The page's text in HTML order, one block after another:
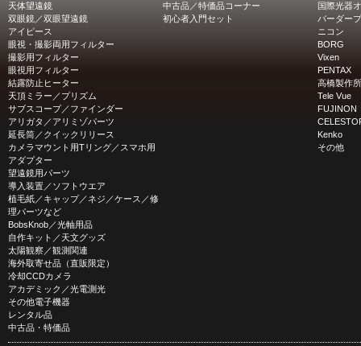
天体望遠鏡
双眼鏡／双眼望遠鏡
アイピース
眼視・撮影両用フィルター
撮影用フィルター
眼視用フィルター
結露防止ヒーター
天頂ミラー／プリズム
サブスコープ／ファインダー
アリガタ／アリミゾパーツ
延長筒／クイックリリース
カメラマウント用Tリング／スマホ用
アダプター
望遠鏡用パーツ
導入装置／ソフトウエア
植毛紙／キャップ／ネジ／ケース／修
理パーツなど
BobsKnob／光軸用品
自作キット／天文グッズ
太陽観察／観測関連
海外取寄せ品（直販限定）
冷却CCDカメラ
アカデミック／光電測光
その他電子機器
レンタル品
中古品・特価品
中古品／特価品コーナー
初心者入門セット
国際光器
バーダー
ニコン
BORG
Vixen
PENTAX
高橋製作所
Tele Vue
FUJINON
Kenko
その他